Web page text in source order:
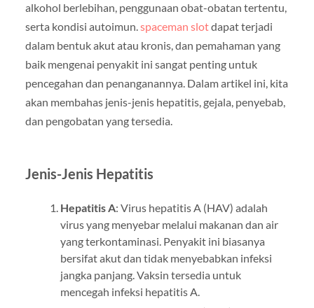
alkohol berlebihan, penggunaan obat-obatan tertentu,
serta kondisi autoimun.spaceman slotdapat terjadi
dalam bentuk akut atau kronis, dan pemahaman yang
baik mengenai penyakit ini sangat penting untuk
pencegahan dan penanganannya. Dalam artikel ini, kita
akan membahas jenis-jenis hepatitis, gejala, penyebab,
dan pengobatan yang tersedia.
Jenis-Jenis Hepatitis
Hepatitis A: Virus hepatitis A (HAV) adalah
virus yang menyebar melalui makanan dan air
yang terkontaminasi. Penyakit ini biasanya
bersifat akut dan tidak menyebabkan infeksi
jangka panjang. Vaksin tersedia untuk
mencegah infeksi hepatitis A.